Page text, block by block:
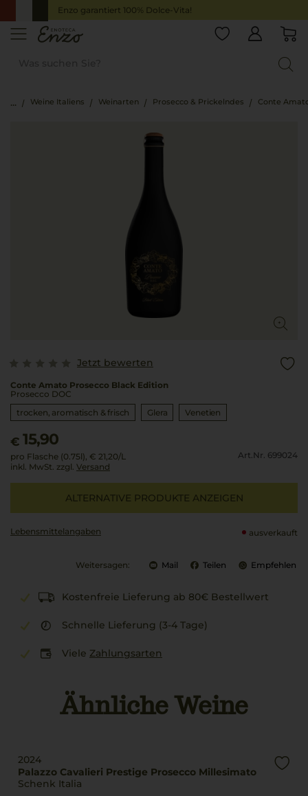
Enzo garantiert 100% Dolce-Vita!
Weine Italiens Weinarten Prosecco & Prickelndes Conte
Jetzt bewerten
Conte Amato Prosecco Black Edition
Prosecco DOC
trocken, aromatisch & frisch
Glera Venetien
€ 15,90
pro Flasche (0.75l), € 21,20/L
inkl. MwSt. zzgl. Versand
Art.Nr. 699024
ALTERNATIVE PRODUKTE ANZEIGEN
Lebensmittel­angaben ausverkauft
Weitersagen: Mail Teilen Empfehlen
Kostenfreie Lieferung ab 80€ Bestellwert
Schnelle Lieferung (3-4 Tage)
Viele Zahlungsarten
Ähnliche Weine
2024
Palazzo Cavalieri Prestige Prosecco Millesimato
Schenk Italia